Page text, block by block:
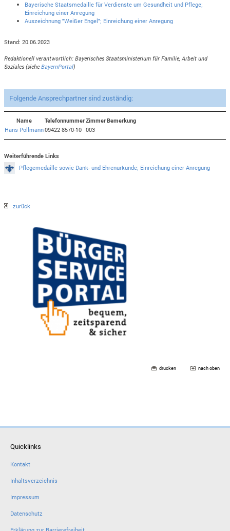
Bayerische Staatsmedaille für Verdienste um Gesundheit und Pflege;
Einreichung einer Anregung
Auszeichnung "Weißer Engel"; Einreichung einer Anregung
Stand: 20.06.2023
Redaktionell verantwortlich: Bayerisches Staatsministerium für Familie, Arbeit und
Soziales (sieheBayernPortal)
Folgende Ansprechpartner sind zuständig:
Name TelefonnummerZimmerBemerkung
Hans Pollmann09422 8570-10 003
Weiterführende Links
Pflegemedaille sowie Dank- und Ehrenurkunde; Einreichung einer Anregung
zurück
drucken nach oben
Quicklinks
Kontakt
Inhaltsverzeichnis
Impressum
Datenschutz